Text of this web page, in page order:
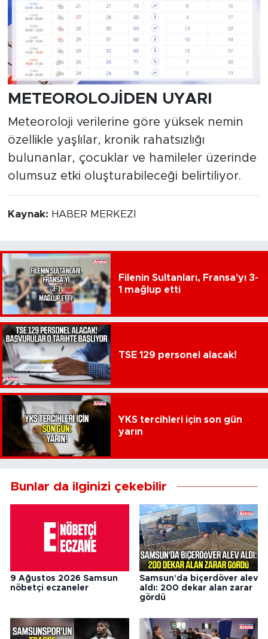
METEOROLOJİDEN UYARI
Meteoroloji verilerine göre yüksek nemin
özellikle yaşlılar, kronik rahatsızlığı
bulunanlar, çocuklar ve hamileler üzerinde
olumsuz etki oluşturabileceği belirtiliyor.
Kaynak: HABER MERKEZİ
Filenin Sultanları, Fransa'yı 3-
1 mağlup etti
TSE 129 personel alacak!
YKS tercihleri için son gün
yarın
Bunlar da ilginizi çekebilir
9 Ağustos 2026 Samsun
nöbetçi eczaneler
Samsun'da biçerdöver alev
aldı: 200 dekar alan zarar
gördü